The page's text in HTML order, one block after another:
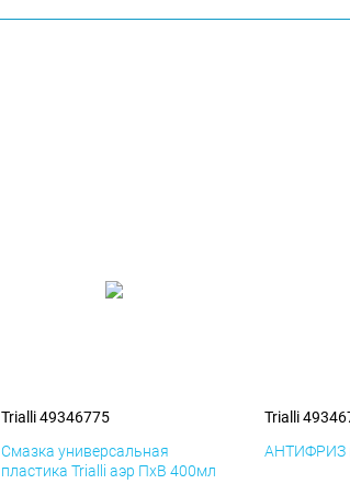
Trialli 49346775
Смазка универсальная
пластика Trialli аэр ПхВ 400мл
Trialli
АНТИФРИЗ